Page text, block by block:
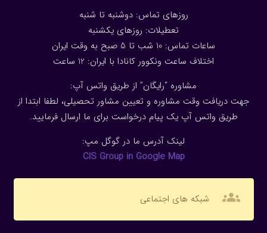
روزهای تماس: دوشنبه تا شنبه
تعطیلات: روزهای یکشنبه
ساعات تماس: 10 شب تا 5 صبح به وقت ایران
اختلاف ساعت ونکوور کانادا با ایران: 1 2 ساعت
مشاوره “رایگان” از طریق واتس آپ:
جهت دریافت وقت مشاوره و تعیین مشاور تحصیلی، لطفا ابتدا از
طریق واتس آپ یک پیام درخواست برای ما ارسال فرمایید.
لینک آدرس ما در گوگل مپ:
CIS Group in Google Map
groups شبکه های اجتماعی